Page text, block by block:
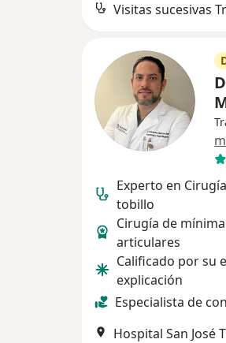
Visitas sucesivas
Experto en
tobillo
Cirugía de
articulares
Calificado por su
explicación
Especialista de